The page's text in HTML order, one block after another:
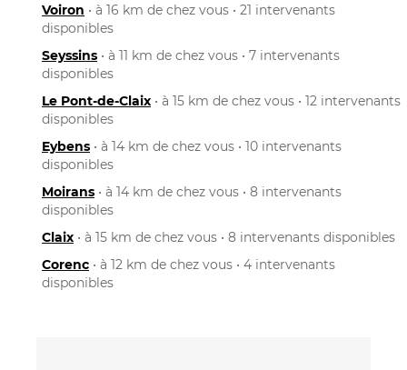
Voiron • à 16 km de chez vous • 21 intervenants
disponibles
Seyssins • à 11 km de chez vous • 7 intervenants
disponibles
Le Pont-de-Claix • à 15 km de chez vous • 12 intervenants
disponibles
Eybens • à 14 km de chez vous • 10 intervenants
disponibles
Moirans • à 14 km de chez vous • 8 intervenants
disponibles
Claix • à 15 km de chez vous • 8 intervenants disponibles
Corenc • à 12 km de chez vous • 4 intervenants
disponibles